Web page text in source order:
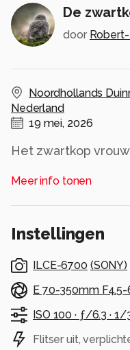
De
door
Noordhollands
Nederland
19 mei, 2026
Het zwartkop
Alle rechten voorbehouden
Meer info tonen
Instellingen
ILCE-6700 (SONY)
E 70-350mm F4.5-
ISO 100 · ƒ/6.3 · 1/
Flitser uit,